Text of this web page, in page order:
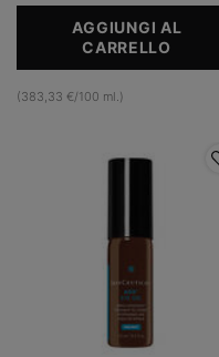
AGGIUNGI AL
CARRELLO
(383,33 €/100 ml.)